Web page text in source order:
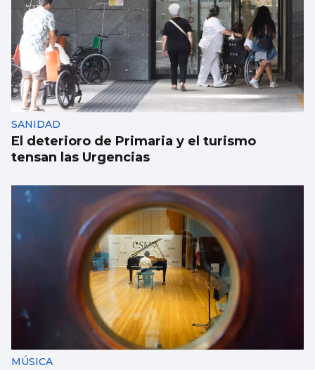
MERCADO DE FICHAJES
Vlad Silva, tercer fichaje para el Fortuna
junto a Cuenca y Olmedo
SANIDAD
El deterioro de Primaria y el turismo
tensan las Urgencias
MÚSICA